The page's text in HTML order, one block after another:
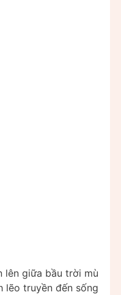
lên giữa bầu trời mù
lẽo truyền đến sống